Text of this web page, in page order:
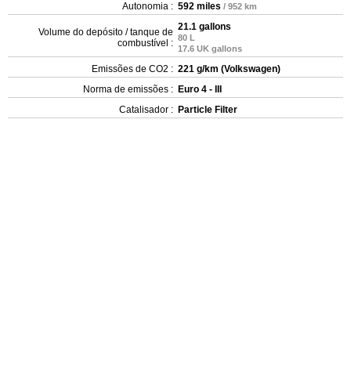
Autonomia : 592 miles / 952 km
Volume do depósito / tanque de
combustível :
21.1 gallons
80 L
17.6 UK gallons
Emissões de CO2 : 221 g/km (Volkswagen)
Norma de emissões : Euro 4 - III
Catalisador : Particle Filter